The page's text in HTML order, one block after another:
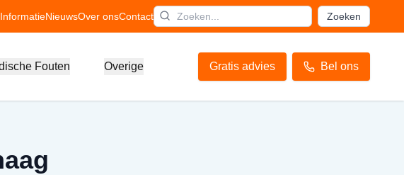
InformatieNieuwsOver onsContact Zoeken
Fouten Overige Gratis advies Bel ons